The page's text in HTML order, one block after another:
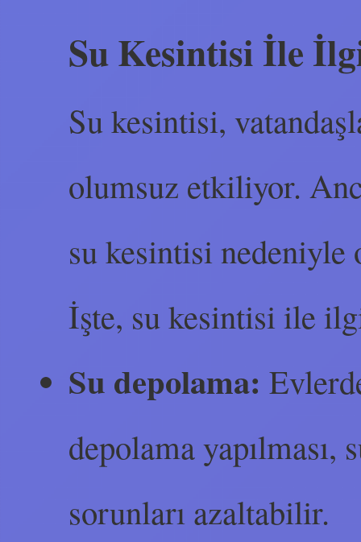
Su Kesintisi İle
Su kesintisi,
olumsuz etkiliyor.
su kesintisi nedeniyle
İşte, su kesintisi ile
Su depolama:
depolama
sorunları azaltabilir.